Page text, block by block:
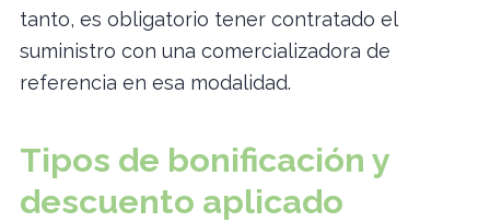
tanto, es obligatorio tener contratado el
suministro con una comercializadora de
referencia en esa modalidad.
Tipos de bonificación y
descuento aplicado